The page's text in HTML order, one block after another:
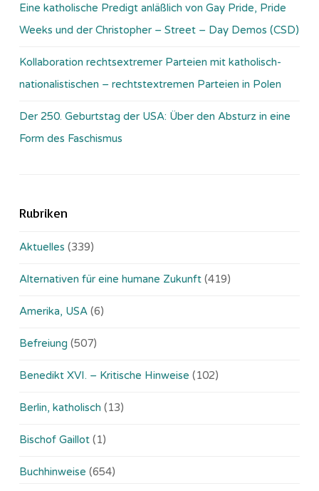
Eine katholische Predigt anläßlich von Gay Pride, Pride
Weeks und der Christopher – Street – Day Demos (CSD)
Kollaboration rechtsextremer Parteien mit katholisch-
nationalistischen – rechtstextremen Parteien in Polen
Der 250. Geburtstag der USA: Über den Absturz in eine
Form des Faschismus
Rubriken
Aktuelles (339)
Alternativen für eine humane Zukunft (419)
Amerika, USA (6)
Befreiung (507)
Benedikt XVI. – Kritische Hinweise (102)
Berlin, katholisch (13)
Bischof Gaillot (1)
Buchhinweise (654)